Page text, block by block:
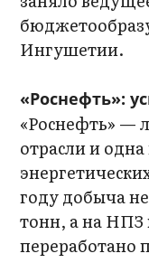
Ингушетии.
«Роснефть»:
«Роснефть» —
отрасли и
году добыча
тонн, а на
переработано